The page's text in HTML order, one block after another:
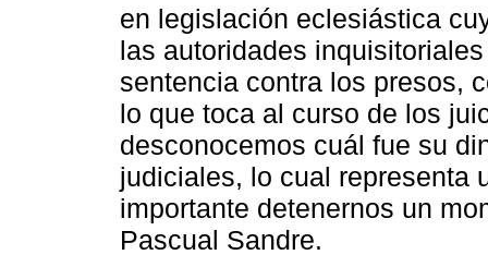
en legislación eclesiástica
las autoridades
sentencia contra los presos,
lo que toca al curso de los
desconocemos cuál fue su
judiciales, lo cual representa
importante detenernos un
Pascual Sandre.